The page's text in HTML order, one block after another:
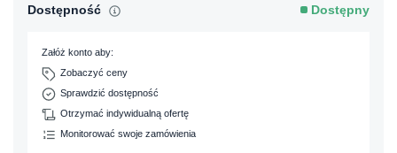
Dostępność Dostępny
Załóż konto aby:
Zobaczyć ceny
Sprawdzić dostępność
Otrzymać indywidualną ofertę
Monitorować swoje zamówienia